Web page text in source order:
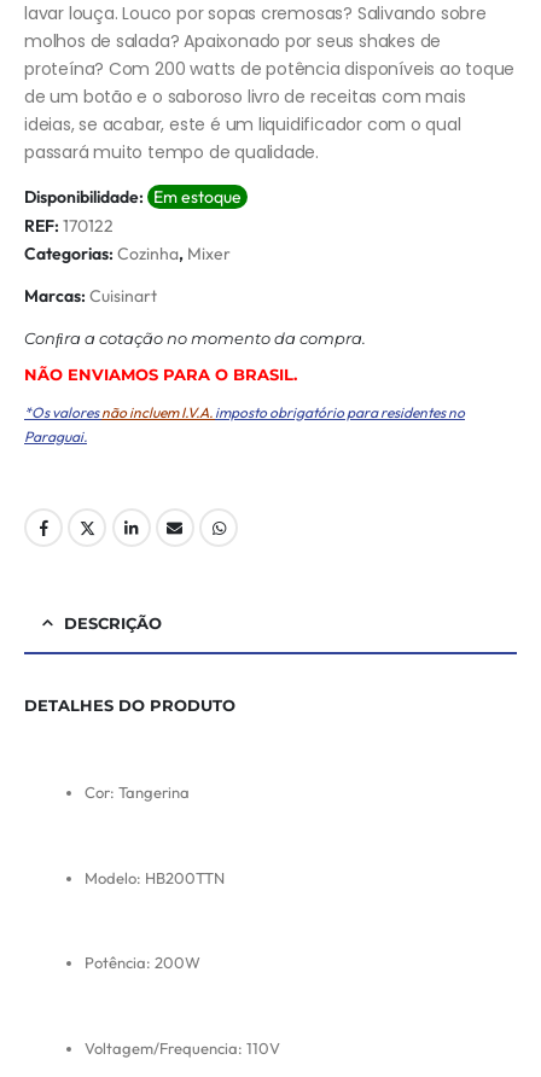
lavar louça. Louco por sopas cremosas? Salivando sobre
molhos de salada? Apaixonado por seus shakes de
proteína? Com 200 watts de potência disponíveis ao toque
de um botão e o saboroso livro de receitas com mais
ideias, se acabar, este é um liquidificador com o qual
passará muito tempo de qualidade.
Disponibilidade: Em estoque
REF: 170122
Categorias: Cozinha, Mixer
Marcas: Cuisinart
Conﬁra a cotação no momento da compra.
NÃO ENVIAMOS PARA O BRASIL.
*Os valoresnão incluem I.V.A. imposto obrigatório para residentes no
Paraguai.
DESCRIÇÃO
DETALHES DO PRODUTO
Cor: Tangerina
Modelo: HB200TTN
Potência: 200W
Voltagem/Frequencia: 110V